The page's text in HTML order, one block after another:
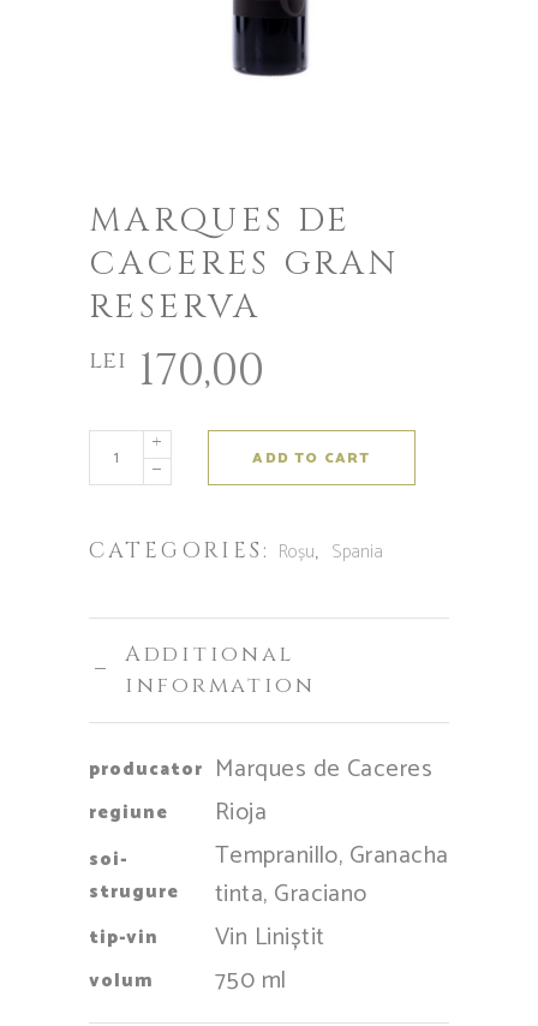
MARQUES DE
CACERES GRAN
RESERVA
lei 170,00
ADD TO CART
CATEGORIES: Roșu, Spania
Additional
information
producator Marques de Caceres
regiune Rioja
soi-
strugure
Tempranillo, Granacha
tinta, Graciano
tip-vin Vin Liniștit
volum 750 ml